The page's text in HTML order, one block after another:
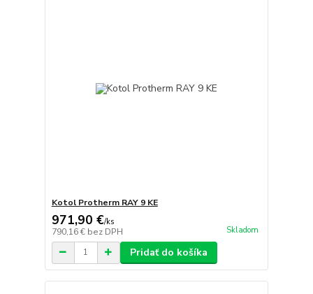
Kotol Protherm RAY 9 KE
971,90 €/ks
790,16 € bez DPH Skladom
Pridať do košíka